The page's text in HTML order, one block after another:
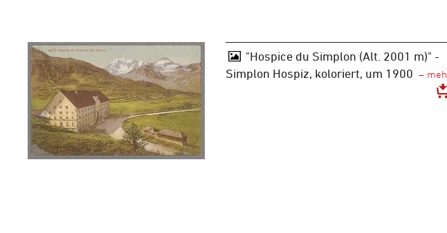
"Hospice du Simplon (Alt. 2001 m)" -
Simplon Hospiz, koloriert, um 1900